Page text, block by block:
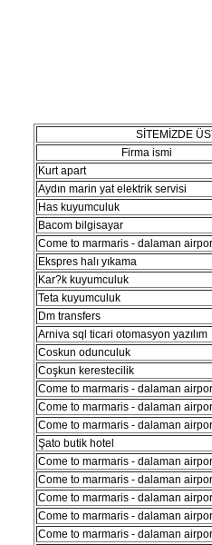
SİTEMİZDE
Firma ismi
Kurt apart
Aydın marin yat elektrik servisi
Has kuyumculuk
Bacom bilgisayar
Come to marmaris - dalaman
Ekspres halı yıkama
Kar?k kuyumculuk
Teta kuyumculuk
Dm transfers
Arniva sql ticari otomasyon yazılım
Coskun odunculuk
Coşkun kerestecilik
Come to marmaris - dalaman
Come to marmaris - dalaman
Come to marmaris - dalaman
Şato butik hotel
Come to marmaris - dalaman
Come to marmaris - dalaman
Come to marmaris - dalaman
Come to marmaris - dalaman
Come to marmaris - dalaman